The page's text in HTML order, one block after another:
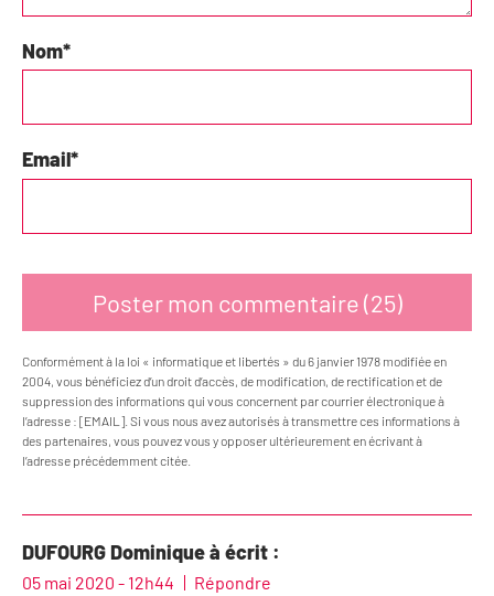
Nom*
Email*
Conformément à la loi « informatique et libertés » du 6 janvier 1978 modifiée en
2004, vous bénéficiez d’un droit d’accès, de modification, de rectification et de
suppression des informations qui vous concernent par courrier électronique à
l’adresse : [EMAIL]. Si vous nous avez autorisés à transmettre ces informations à
des partenaires, vous pouvez vous y opposer ultérieurement en écrivant à
l’adresse précédemment citée.
DUFOURG Dominique à écrit :
05 mai 2020 - 12h44 Répondre